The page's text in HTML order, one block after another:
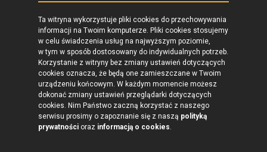
Ta witryna wykorzystuje pliki cookies do przechowywania
informacji na Twoim komputerze. Pliki cookies stosujemy
w celu świadczenia usług na najwyższym poziomie,
w tym w sposób dostosowany do indywidualnych potrzeb.
Korzystanie z witryny bez zmiany ustawień dotyczących
cookies oznacza, że będą one zamieszczane w Twoim
urządzeniu końcowym. W każdym momencie możesz
dokonać zmiany ustawień przeglądarki dotyczących
cookies. Nim Państwo zaczną korzystać z naszego
serwisu prosimy o zapoznanie się z naszą polityką
prywatności oraz informacją o cookies.